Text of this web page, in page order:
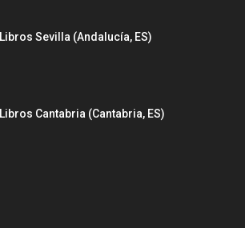
Libros Sevilla (Andalucía, ES)
Libros Cantabria (Cantabria, ES)